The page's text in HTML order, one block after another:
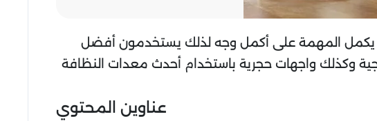
المهمة على أكمل وجه لذلك يستخدمون أفضل
وكذلك واجهات حجرية باستخدام أحدث معدات النظافة
عناوين المحتوي